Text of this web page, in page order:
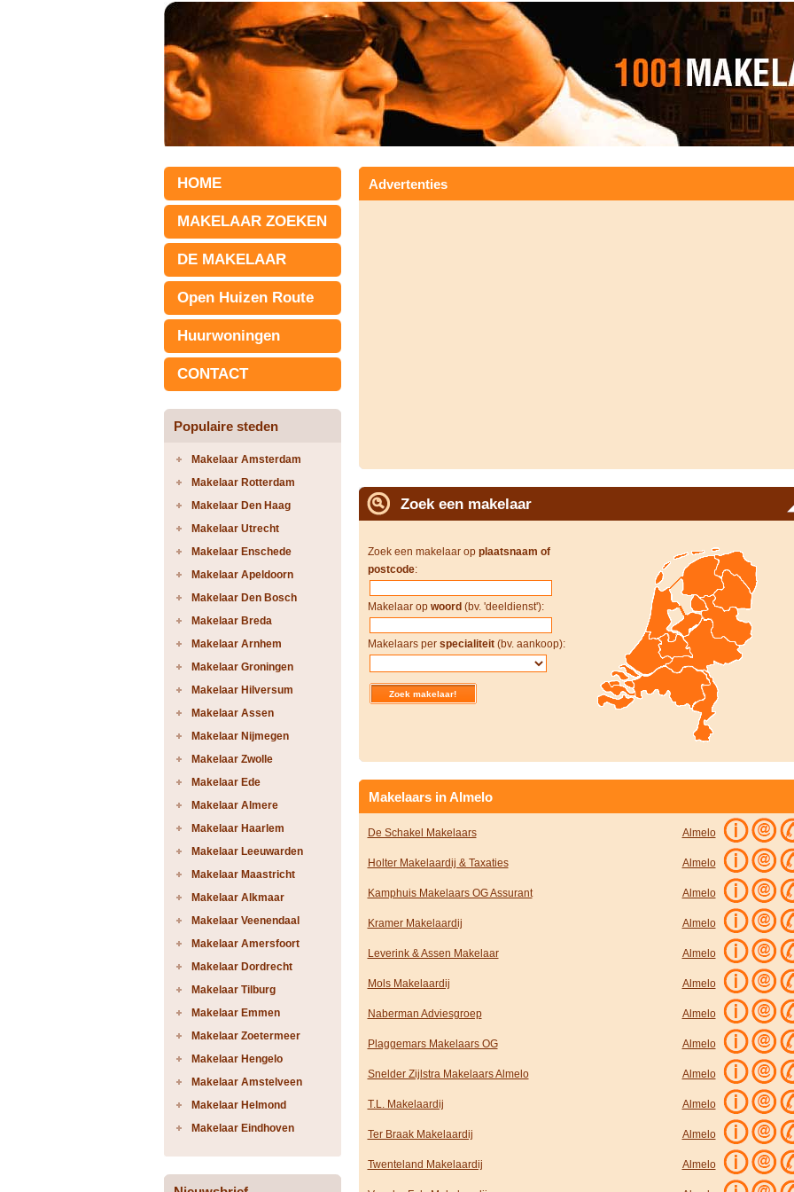
HOME
MAKELAAR ZOEKEN
DE MAKELAAR
Open Huizen Route
Huurwoningen
CONTACT
Populaire steden
Makelaar Amsterdam
Makelaar Rotterdam
Makelaar Den Haag
Makelaar Utrecht
Makelaar Enschede
Makelaar Apeldoorn
Makelaar Den Bosch
Makelaar Breda
Makelaar Arnhem
Makelaar Groningen
Makelaar Hilversum
Makelaar Assen
Makelaar Nijmegen
Makelaar Zwolle
Makelaar Ede
Makelaar Almere
Makelaar Haarlem
Makelaar Leeuwarden
Makelaar Maastricht
Makelaar Alkmaar
Makelaar Veenendaal
Makelaar Amersfoort
Makelaar Dordrecht
Makelaar Tilburg
Makelaar Emmen
Makelaar Zoetermeer
Makelaar Hengelo
Makelaar Amstelveen
Makelaar Helmond
Makelaar Eindhoven
Advertenties
Zoek een makelaar
Zoek een makelaar op plaatsnaam of
postcode:
Makelaar op woord (bv. 'deeldienst'):
Makelaars per specialiteit(bv. aankoop):
Makelaars in Almelo
De Schakel Makelaars Almelo
Holter Makelaardij & Taxaties Almelo
Kamphuis Makelaars OG Assurant Almelo
Kramer Makelaardij Almelo
Leverink & Assen Makelaar Almelo
Mols Makelaardij Almelo
Naberman Adviesgroep Almelo
Plaggemars Makelaars OG Almelo
Snelder Zijlstra Makelaars Almelo Almelo
T.L. Makelaardij Almelo
Ter Braak Makelaardij Almelo
Twenteland Makelaardij Almelo